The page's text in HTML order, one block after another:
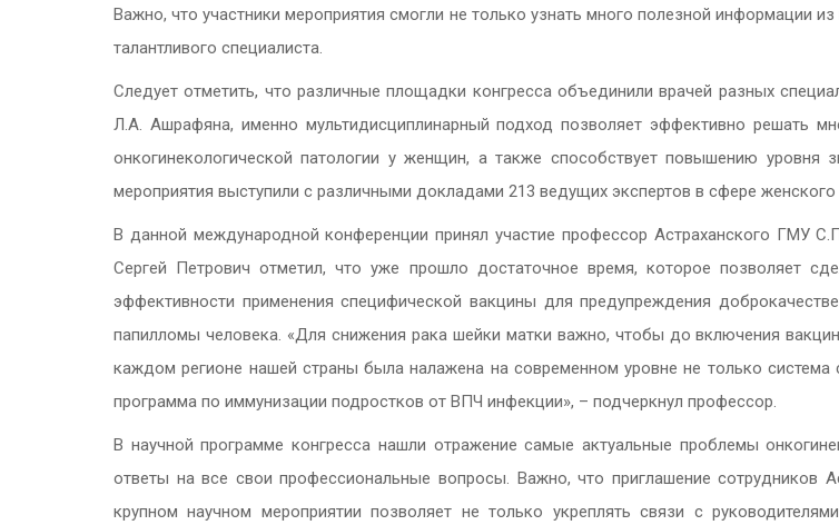
Важно, что участники мероприятия смогли не только узнать много полезной информации
талантливого специалиста.
Следует отметить, что различные площадки конгресса объединили врачей разных
Л.А. Ашрафяна, именно мультидисциплинарный подход позволяет эффективно решать
онкогинекологической патологии у женщин, а также способствует повышению
мероприятия выступили с различными докладами 213 ведущих экспертов в сфере
В данной международной конференции принял участие профессор Астраханского ГМУ
Сергей Петрович отметил, что уже прошло достаточное время, которое позволяет
эффективности применения специфической вакцины для предупреждения
папилломы человека. «Для снижения рака шейки матки важно, чтобы до включения
каждом регионе нашей страны была налажена на современном уровне не только система
программа по иммунизации подростков от ВПЧ инфекции», – подчеркнул профессор.
В научной программе конгресса нашли отражение самые актуальные проблемы
ответы на все свои профессиональные вопросы. Важно, что приглашение сотрудников
крупном научном мероприятии позволяет не только укреплять связи с